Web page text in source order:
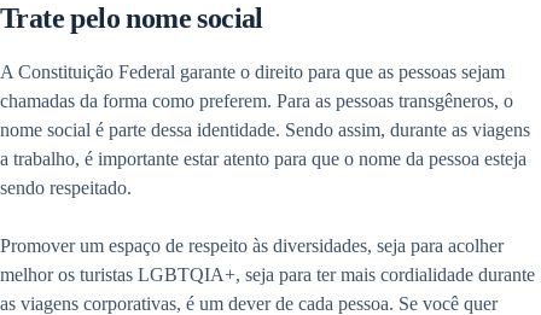
Trate pelo nome social
A Constituição Federal garante o direito para que as pessoas sejam
chamadas da forma como preferem. Para as pessoas transgêneros, o
nome social é parte dessa identidade. Sendo assim, durante as viagens
a trabalho, é importante estar atento para que o nome da pessoa esteja
sendo respeitado.
Promover um espaço de respeito às diversidades, seja para acolher
melhor os turistas LGBTQIA+, seja para ter mais cordialidade durante
as viagens corporativas, é um dever de cada pessoa. Se você quer